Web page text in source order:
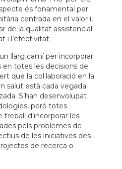
és fonamental per
centrada en el valor i,
de la qualitat assistencial
i l’efectivitat.
llarg camí per incorporar
en totes les decisions de
que la col·laboració en la
salut està cada vegada
S’han desenvolupat
però totes
d’incorporar les
pels problemes de
de les iniciatives des
de recerca o